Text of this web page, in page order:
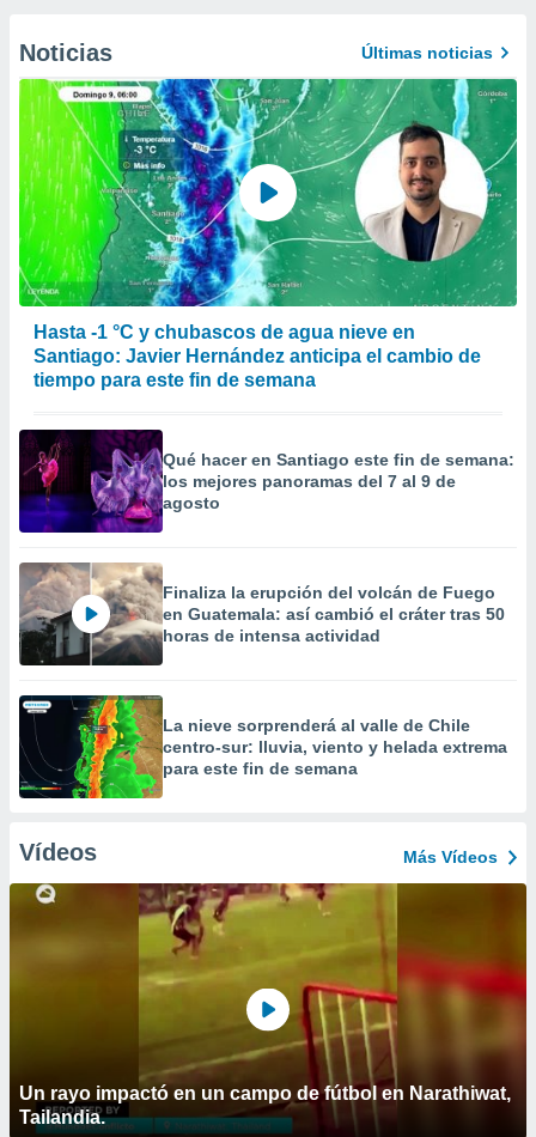
Noticias Últimas noticias
Hasta -1 °C y chubascos de agua nieve en
Santiago: Javier Hernández anticipa el cambio de
tiempo para este fin de semana
Qué hacer en Santiago este fin de semana:
los mejores panoramas del 7 al 9 de
agosto
Finaliza la erupción del volcán de Fuego
en Guatemala: así cambió el cráter tras 50
horas de intensa actividad
La nieve sorprenderá al valle de Chile
centro-sur: lluvia, viento y helada extrema
para este fin de semana
Vídeos Más Vídeos
Un rayo impactó en un campo de fútbol en Narathiwat,
Tailandia.